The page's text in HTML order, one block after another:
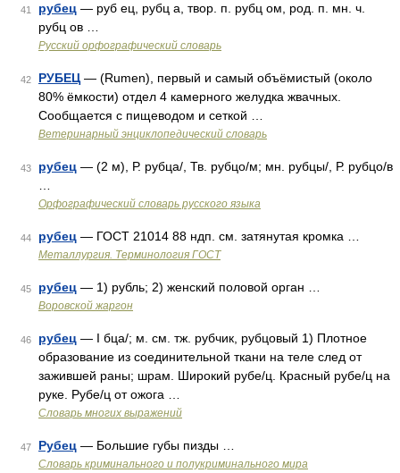
41 рубец — руб ец, рубц а, твор. п. рубц ом, род. п. мн. ч.
рубц ов …
Русский орфографический словарь
42 РУБЕЦ — (Rumen), первый и самый объёмистый (около
80% ёмкости) отдел 4 камерного желудка жвачных.
Сообщается с пищеводом и сеткой …
Ветеринарный энциклопедический словарь
43 рубец — (2 м), Р. рубца/, Тв. рубцо/м; мн. рубцы/, Р. рубцо/в
Орфографический словарь русского языка
44 рубец — ГОСТ 21014 88 ндп. см. затянутая кромка …
Металлургия. Терминология ГОСТ
45 рубец — 1) рубль; 2) женский половой орган …
Воровской жаргон
46 рубец — I бца/; м. см. тж. рубчик, рубцовый 1) Плотное
образование из соединительной ткани на теле след от
зажившей раны; шрам. Широкий рубе/ц. Красный рубе/ц на
руке. Рубе/ц от ожога …
Словарь многих выражений
47 Рубец — Большие губы пизды …
Словарь криминального и полукриминального мира